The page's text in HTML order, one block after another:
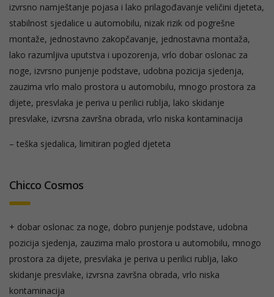
izvrsno namještanje pojasa i lako prilagođavanje veličini djeteta,
stabilnost sjedalice u automobilu, nizak rizik od pogrešne
montaže, jednostavno zakopčavanje, jednostavna montaža,
lako razumljiva uputstva i upozorenja, vrlo dobar oslonac za
noge, izvrsno punjenje podstave, udobna pozicija sjedenja,
zauzima vrlo malo prostora u automobilu, mnogo prostora za
dijete, presvlaka je periva u perilici rublja, lako skidanje
presvlake, izvrsna završna obrada, vrlo niska kontaminacija
– teška sjedalica, limitiran pogled djeteta
Chicco Cosmos
+ dobar oslonac za noge, dobro punjenje podstave, udobna
pozicija sjedenja, zauzima malo prostora u automobilu, mnogo
prostora za dijete, presvlaka je periva u perilici rublja, lako
skidanje presvlake, izvrsna završna obrada, vrlo niska
kontaminacija